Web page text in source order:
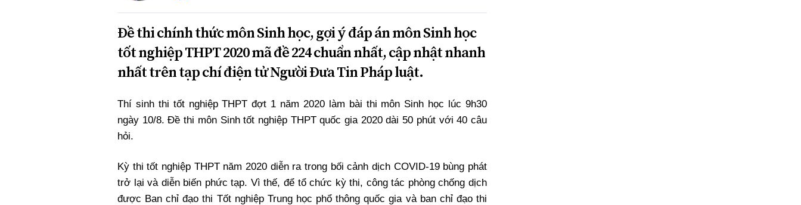
Đề thi chính thức môn Sinh học, gợi ý đáp án môn Sinh học
tốt nghiệp THPT 2020 mã đề 224 chuẩn nhất, cập nhật nhanh
nhất trên tạp chí điện tử Người Đưa Tin Pháp luật.
Thí sinh thi tốt nghiệp THPT đợt 1 năm 2020 làm bài thi môn Sinh học lúc 9h30
ngày 10/8. Đề thi môn Sinh tốt nghiệp THPT quốc gia 2020 dài 50 phút với 40 câu
hỏi.
Kỳ thi tốt nghiệp THPT năm 2020 diễn ra trong bối cảnh dịch COVID-19 bùng phát
trở lại và diễn biến phức tạp. Vì thế, để tổ chức kỳ thi, công tác phòng chống dịch
được Ban chỉ đạo thi Tốt nghiệp Trung học phổ thông quốc gia và ban chỉ đạo thi